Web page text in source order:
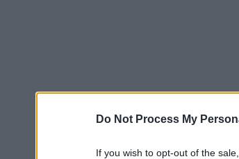
Do Not Process My
If you wish to opt-out of the